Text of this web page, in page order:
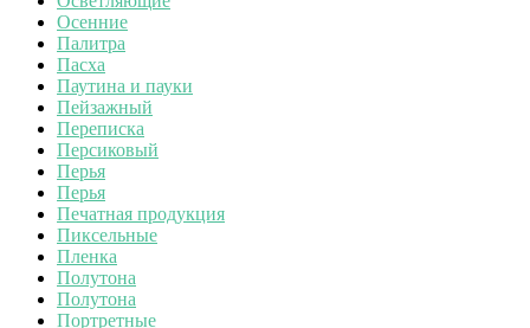
Осенние
Палитра
Пасха
Паутина и пауки
Пейзажный
Переписка
Персиковый
Перья
Перья
Печатная продукция
Пиксельные
Пленка
Полутона
Полутона
Портретные